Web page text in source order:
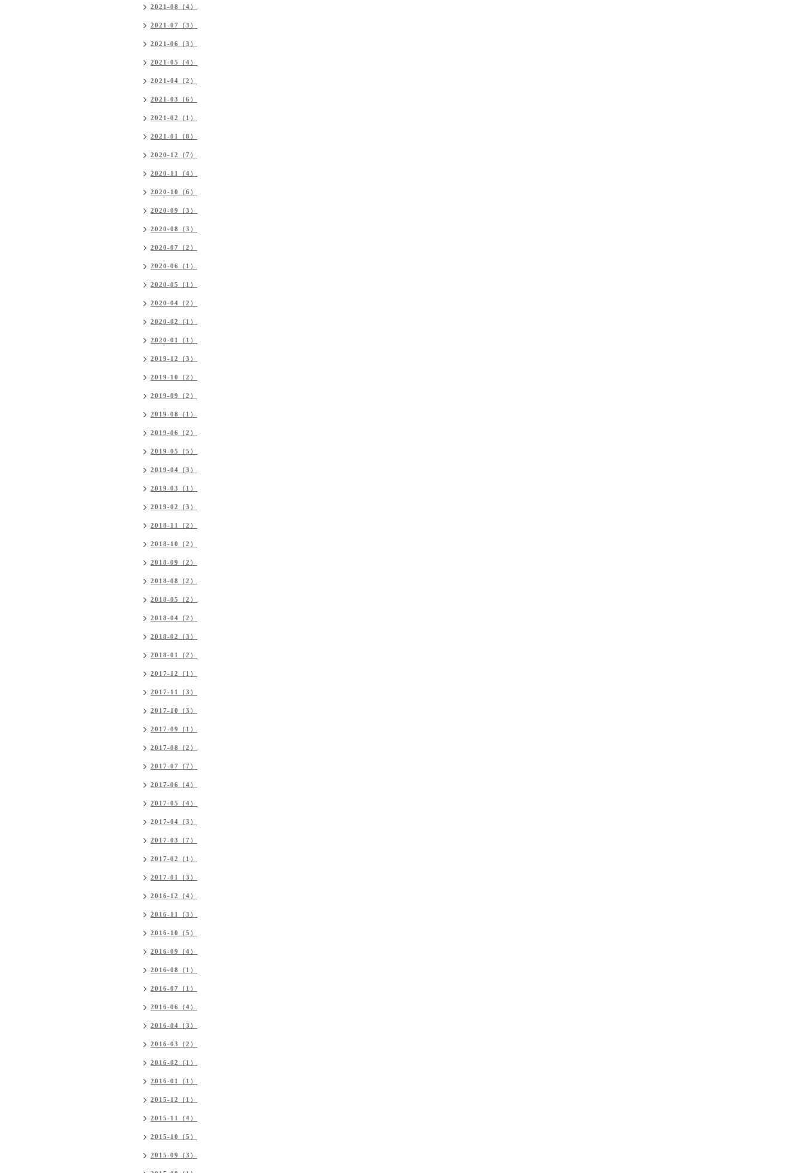
2021-08（4）
2021-07（3）
2021-06（3）
2021-05（4）
2021-04（2）
2021-03（6）
2021-02（1）
2021-01（8）
2020-12（7）
2020-11（4）
2020-10（6）
2020-09（3）
2020-08（3）
2020-07（2）
2020-06（1）
2020-05（1）
2020-04（2）
2020-02（1）
2020-01（1）
2019-12（3）
2019-10（2）
2019-09（2）
2019-08（1）
2019-06（2）
2019-05（5）
2019-04（3）
2019-03（1）
2019-02（3）
2018-11（2）
2018-10（2）
2018-09（2）
2018-08（2）
2018-05（2）
2018-04（2）
2018-02（3）
2018-01（2）
2017-12（1）
2017-11（3）
2017-10（3）
2017-09（1）
2017-08（2）
2017-07（7）
2017-06（4）
2017-05（4）
2017-04（3）
2017-03（7）
2017-02（1）
2017-01（3）
2016-12（4）
2016-11（3）
2016-10（5）
2016-09（4）
2016-08（1）
2016-07（1）
2016-06（4）
2016-04（3）
2016-03（2）
2016-02（1）
2016-01（1）
2015-12（1）
2015-11（4）
2015-10（5）
2015-09（3）